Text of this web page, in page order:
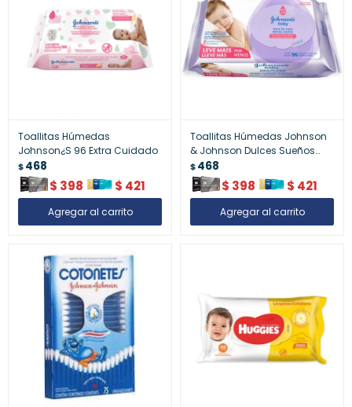
Toallitas Húmedas
Johnson¿S 96 Extra Cuidado
$468
$ 398 $ 421
Toallitas Húmedas Johnson
& Johnson Dulces Sueños
x96 – Higiene Suave para
Bebés
$468
$ 398 $ 421